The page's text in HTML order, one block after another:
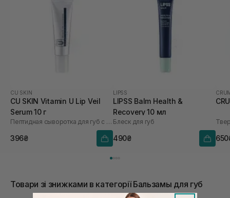
CU SKIN
CU SKIN Vitamin U Lip Veil
Serum 10 г
Пептидная сыворотка для губ с витамином U и волюфилином
396₴
LIPSS
LIPSS Balm Health &
Recovery 10 мл
Блеск для губ
490₴
Товари зі знижками в категорії Бальзамы для губ